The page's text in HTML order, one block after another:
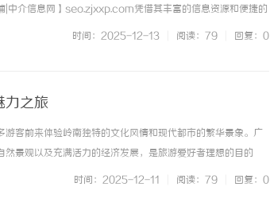
|中介信息网】seo.zjxxp.com凭借其丰富的信息资源和便捷的
是大多数用户访问seo.zjxxp.com的重要原因。平台汇集了大
时间：2025-12-13 阅读：79 回复：0
力之旅
客前来体验岭南独特的文化风情和现代都市的繁华景象。广
景观以及充满活力的经济发展，是旅游爱好者理想的目的
、佛山等多个城市。广州作为广东的省会，不仅是南中国最
时间：2025-12-11 阅读：79 回复：0